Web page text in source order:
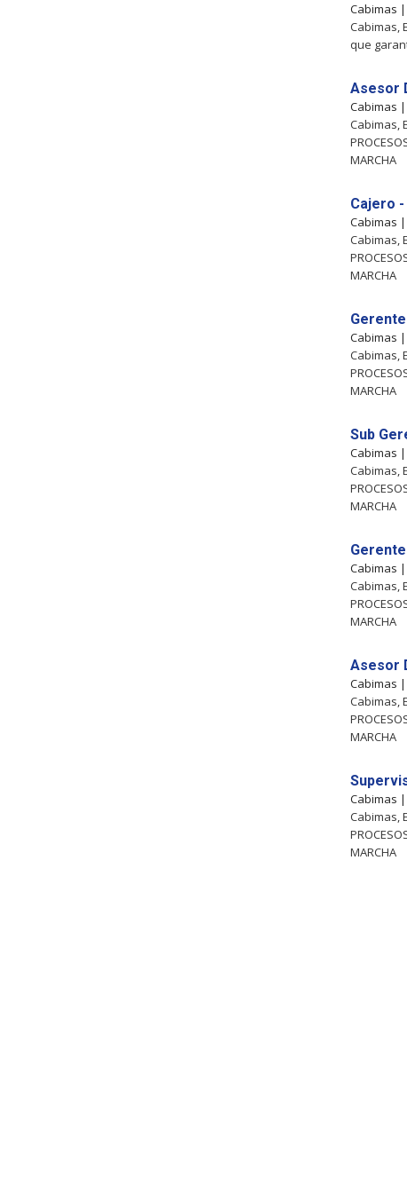
Cabimas |
Cabimas,
que
Asesor
Cabimas |
Cabimas,
MARCHA
Cajero
Cabimas |
Cabimas,
MARCHA
Cabimas |
Cabimas,
MARCHA
Sub
Cabimas |
Cabimas,
MARCHA
Cabimas |
Cabimas,
MARCHA
Asesor
Cabimas |
Cabimas,
MARCHA
Cabimas |
Cabimas,
MARCHA